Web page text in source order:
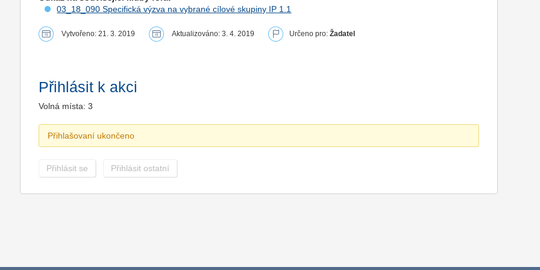
03_18_090 Specifická výzva na vybrané cílové skupiny IP 1.1
Vytvořeno: 21. 3. 2019 Aktualizováno: 3. 4. 2019 Určeno pro:Žadatel
Přihlásit k akci
Volná místa: 3
Přihlašovaní ukončeno
Přihlásit se Přihlásit ostatní